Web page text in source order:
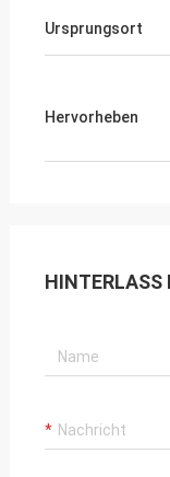
Ursprungsort
Hervorheben
HINTERLASS